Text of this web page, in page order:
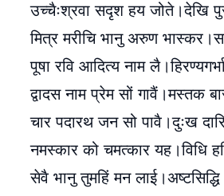
उच्चैःश्रवा सदृश हय जोते।देखि
मित्र मरीचि भानु अरुण
पूषा रवि आदित्य नाम
द्वादस नाम प्रेम सों गावैं।मस्तक
चार पदारथ जन सो पावै।दुःख
नमस्कार को चमत्कार यह।विधि
सेवै भानु तुमहिं मन लाई।अष्टसिद्धि